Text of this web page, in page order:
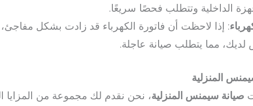
الداخلية وتتطلب فحصًا سريعًا.
: إذا لاحظت أن فاتورة الكهرباء قد زادت بشكل
لديك، مما يتطلب صيانة عاجلة.
المنزلية
صيانة سيمنس المنزلية، نحن نقدم لك مجموعة من المزايا